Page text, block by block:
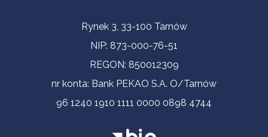
Informacje kontaktoweRynek 3, 33-100 Tarnów
NIP: 873-000-76-51
REGON: 850012309
nr konta: Bank PEKAO S.A. O/Tarnów
96 1240 1910 1111 0000 0898 4744